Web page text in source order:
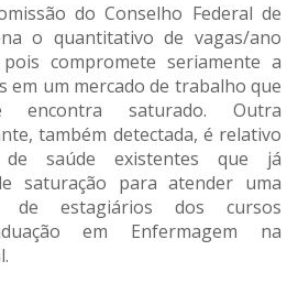
do Conselho Federal de
o quantitativo de vagas/ano
compromete seriamente a
em um mercado de trabalho que
saturado. Outra
também detectada, é relativo
de saúde existentes que já
saturação para atender uma
de estagiários dos cursos
em Enfermagem na